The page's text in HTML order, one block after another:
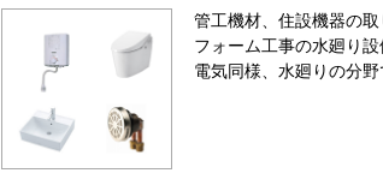
管工機材、住設機器の
フォーム工事の水廻り
電気同様、水廻りの分